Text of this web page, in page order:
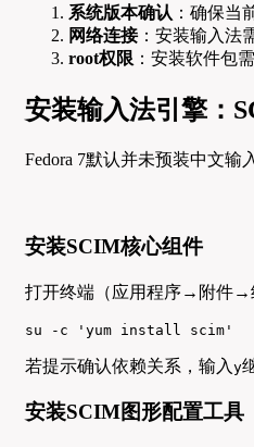
系统版本确认 ：确保当
网络连接：安装输入法
root权限 ：安装软件包
安装输入法引擎：
Fedora 7默认并未预装中文
安装SCIM核心组件
打开终端（应用程序→附件→
su -c 'yum install scim'
若提示确认依赖关系，输入 y
安装SCIM图形配置工具